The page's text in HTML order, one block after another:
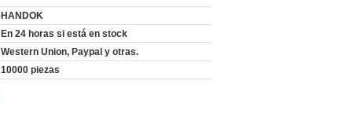
HANDOK
En 24 horas si está en stock
Western Union, Paypal y otras.
10000 piezas